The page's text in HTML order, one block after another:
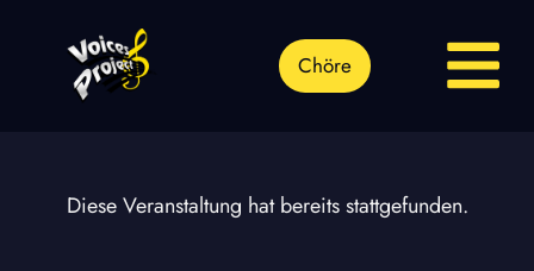
Chöre
Diese Veranstaltung hat bereits stattgefunden.